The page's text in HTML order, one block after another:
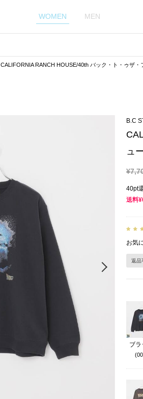
WOMEN MEN
CALIFORNIA RANCH HOUSE/40th バック・ト・ゥザ・
B.C
ュ
¥
40pt
送料
お気
返品
ブラ